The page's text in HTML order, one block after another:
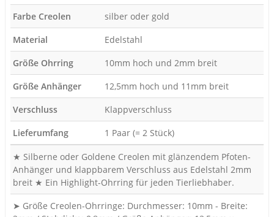
Farbe Creolen
silber oder gold
Material
Edelstahl
Größe Ohrring
10mm hoch und 2mm breit
Größe Anhänger
12,5mm hoch und 11mm breit
Verschluss
Klappverschluss
Lieferumfang
1 Paar (= 2 Stück)
★ Silberne oder Goldene Creolen mit glänzendem Pfoten-
Anhänger und klappbarem Verschluss aus Edelstahl 2mm
breit ★ Ein Highlight-Ohrring für jeden Tierliebhaber.
➤ Größe Creolen-Ohrringe: Durchmesser: 10mm - Breite: